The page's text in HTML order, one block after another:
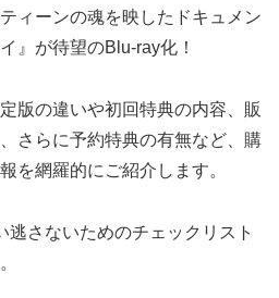
ィーンの魂を映したドキュメン
』が待望のBlu-ray化！
版の違いや初回特典の内容、販
さらに予約特典の有無など、購
を網羅的にご紹介します。
逃さないためのチェックリスト